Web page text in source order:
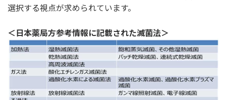
選択する視点が求められています。
＜日本薬局方参考情報に記載された滅菌法＞